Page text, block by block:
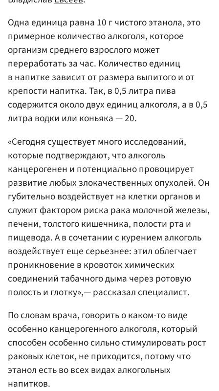
Одна единица равна 10 г чистого этанола, это
примерное количество алкоголя, которое
организм среднего взрослого может
переработать за час. Количество единиц
в напитке зависит от размера выпитого и от
крепости напитка. Так, в 0,5 литра пива
содержится около двух единиц алкоголя, а в 0,5
литра водки или коньяка — 20.
«Сегодня существует много исследований,
которые подтверждают, что алкоголь
канцерогенен и потенциально провоцирует
развитие любых злокачественных опухолей. Он
губительно воздействует на клетки органов и
служит фактором риска рака молочной железы,
печени, толстого кишечника, полости рта и
пищевода. А в сочетании с курением алкоголь
воздействует еще серьезнее: этил облегчает
проникновение в кровоток химических
соединений табачного дыма через ротовую
полость и глотку»,— рассказал специалист.
По словам врача, говорить о каком-то виде
особенно канцерогенного алкоголя, который
способен особенно сильно стимулировать рост
раковых клеток, не приходится, потому что
этанол есть во всех видах алкогольных
напитков.